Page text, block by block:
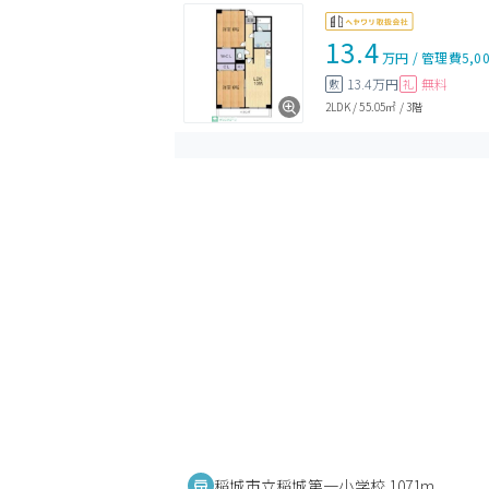
13.4万円 /管理費
敷 13.4万円 礼 無料
2LDK/55.05㎡ /3階